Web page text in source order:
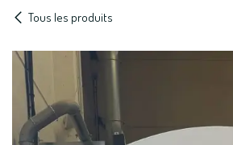
Tous les produits